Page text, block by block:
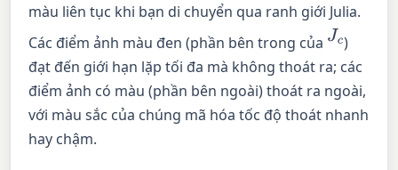
màu liên tục khi bạn di chuyển qua ranh giới Julia.
Các điểm ảnh màu đen (phần bên trong của Jc )
đạt đến giới hạn lặp tối đa mà không thoát ra; các
điểm ảnh có màu (phần bên ngoài) thoát ra ngoài,
với màu sắc của chúng mã hóa tốc độ thoát nhanh
hay chậm.